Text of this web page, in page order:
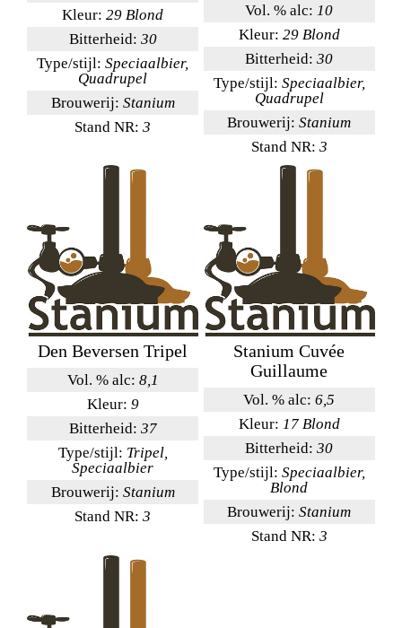
Kleur: 29 Blond
Bitterheid: 30
Type/stijl: Speciaalbier,
Quadrupel
Brouwerij: Stanium
Stand NR: 3
Vol. % alc: 10
Kleur: 29 Blond
Bitterheid: 30
Type/stijl: Speciaalbier,
Quadrupel
Brouwerij: Stanium
Stand NR: 3
Den Beversen Tripel
Vol. % alc: 8,1
Kleur: 9
Bitterheid: 37
Type/stijl: Tripel,
Speciaalbier
Brouwerij: Stanium
Stand NR: 3
Stanium Cuvée
Guillaume
Vol. % alc: 6,5
Kleur: 17 Blond
Bitterheid: 30
Type/stijl: Speciaalbier,
Blond
Brouwerij: Stanium
Stand NR: 3